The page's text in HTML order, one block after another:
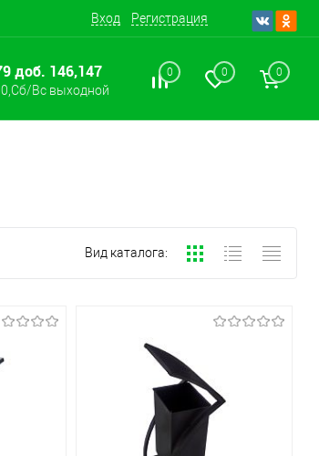
Вход Регистрация
доб. 146,147
Вс выходной
0 0 0
Вид каталога: